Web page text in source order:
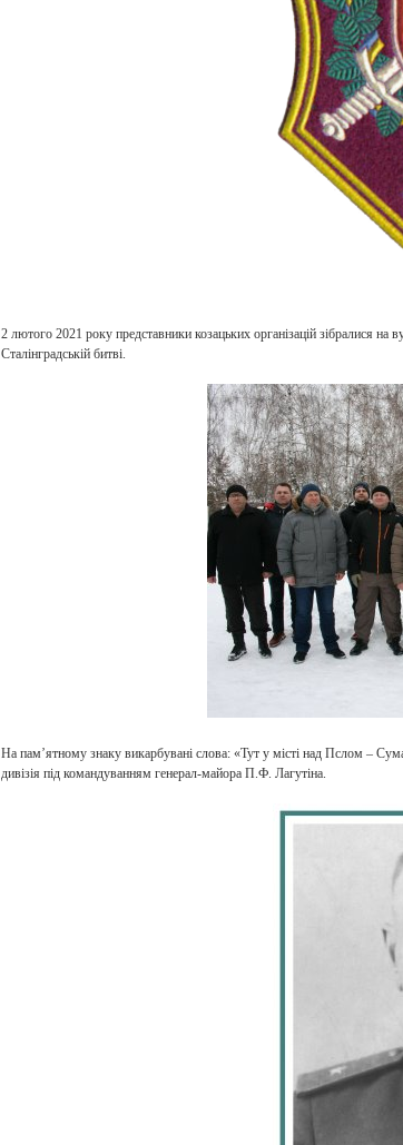
2 лютого 2021 року представники козацьких організацій зібралися
Сталінградській битві.
На пам’ятному знаку викарбувані слова: «Тут у місті над Пслом –
дивізія під командуванням генерал-майора П.Ф. Лагутіна.